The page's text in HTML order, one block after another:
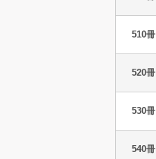
510冊
520冊
530冊
540冊